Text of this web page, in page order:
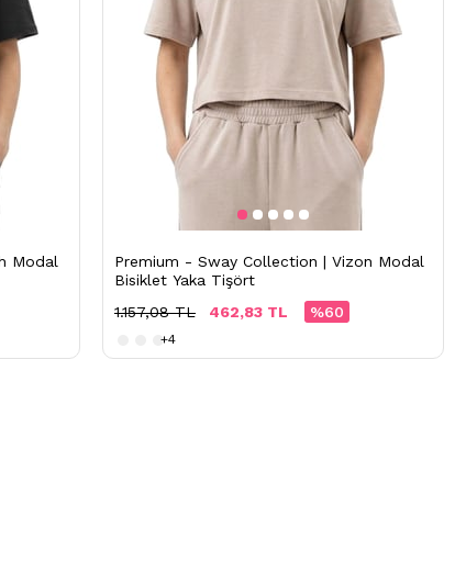
Modal
Premium - Sway Collection | Vizon Modal
Bisiklet Yaka Tişört
%60
462,83 TL
1.157,08 TL
+4